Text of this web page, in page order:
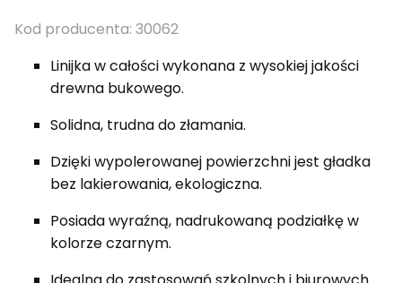
Kod producenta: 30062
Linijka w całości wykonana z wysokiej jakości
drewna bukowego.
Solidna, trudna do złamania.
Dzięki wypolerowanej powierzchni jest gładka
bez lakierowania, ekologiczna.
Posiada wyraźną, nadrukowaną podziałkę w
kolorze czarnym.